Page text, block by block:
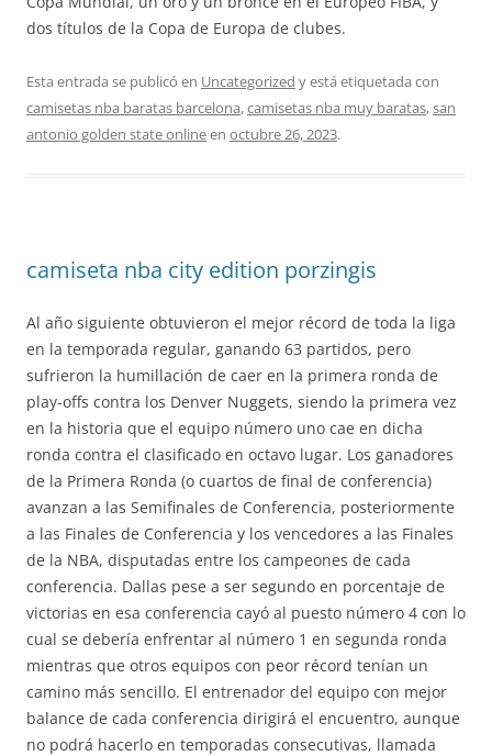
dos títulos de la Copa de Europa de clubes.
Esta entrada se publicó en Uncategorized y está etiquetada con
camisetas nba baratas barcelona,camisetas nba muy baratas,san
antonio golden state onlineen octubre 26, 2023.
camiseta nba city edition porzingis
Al año siguiente obtuvieron el mejor récord de toda la liga
en la temporada regular, ganando 63 partidos, pero
sufrieron la humillación de caer en la primera ronda de
play-offs contra los Denver Nuggets, siendo la primera vez
en la historia que el equipo número uno cae en dicha
ronda contra el clasificado en octavo lugar. Los ganadores
de la Primera Ronda (o cuartos de final de conferencia)
avanzan a las Semifinales de Conferencia, posteriormente
a las Finales de Conferencia y los vencedores a las Finales
de la NBA, disputadas entre los campeones de cada
conferencia. Dallas pese a ser segundo en porcentaje de
victorias en esa conferencia cayó al puesto número 4 con lo
cual se debería enfrentar al número 1 en segunda ronda
mientras que otros equipos con peor récord tenían un
camino más sencillo. El entrenador del equipo con mejor
balance de cada conferencia dirigirá el encuentro, aunque
no podrá hacerlo en temporadas consecutivas, llamada